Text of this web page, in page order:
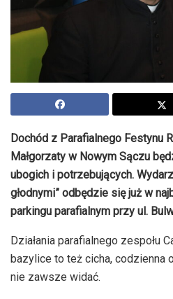
Dochód z Parafialnego Festynu
Małgorzaty w Nowym Sączu
ubogich i potrzebujących.
głodnymi” odbędzie się już w
parkingu parafialnym przy ul.
Działania parafialnego zespołu
bazylice to też cicha, codzienna
nie zawsze widać.